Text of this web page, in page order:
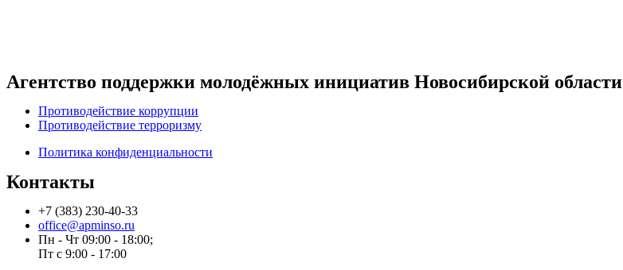
Агентство поддержки молодёжных инициатив Новосибирской области
Противодействие коррупции
Противодействие терроризму
Политика конфиденциальности
Контакты
+7 (383) 230-40-33
office@apminso.ru
Пн - Чт 09:00 - 18:00;
Пт с 9:00 - 17:00